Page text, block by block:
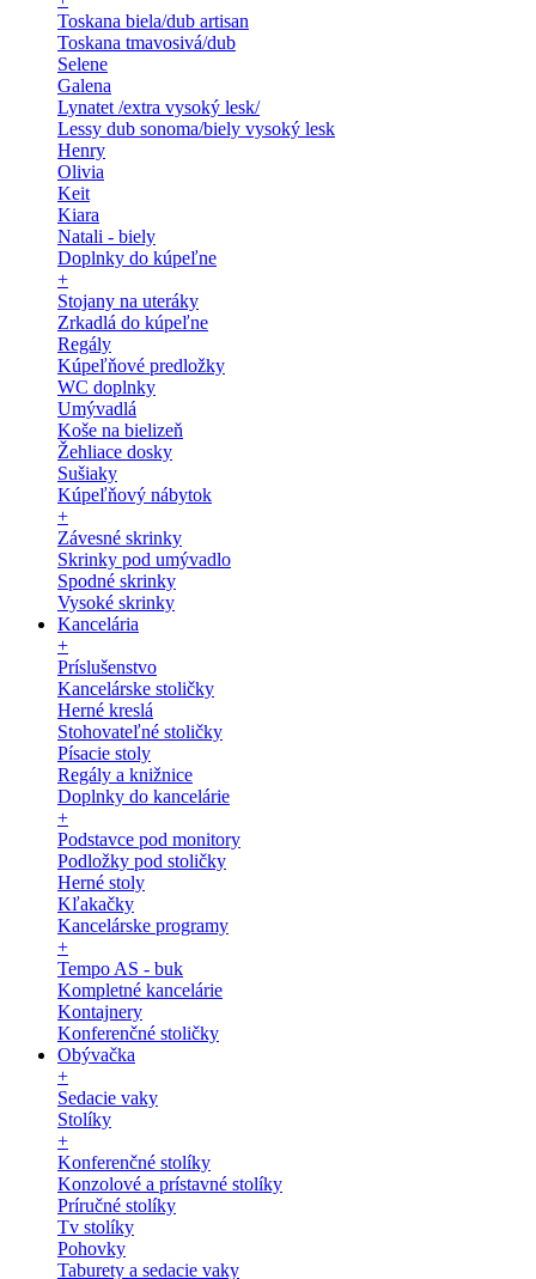
Toskana biela/dub artisan
Toskana tmavosivá/dub
Selene
Galena
Lynatet /extra vysoký lesk/
Lessy dub sonoma/biely vysoký lesk
Henry
Olivia
Keit
Kiara
Natali - biely
Doplnky do kúpeľne
+
Stojany na uteráky
Zrkadlá do kúpeľne
Regály
Kúpeľňové predložky
WC doplnky
Umývadlá
Koše na bielizeň
Žehliace dosky
Sušiaky
Kúpeľňový nábytok
+
Závesné skrinky
Skrinky pod umývadlo
Spodné skrinky
Vysoké skrinky
Kancelária
+
Príslušenstvo
Kancelárske stoličky
Herné kreslá
Stohovateľné stoličky
Písacie stoly
Regály a knižnice
Doplnky do kancelárie
+
Podstavce pod monitory
Podložky pod stoličky
Herné stoly
Kľakačky
Kancelárske programy
+
Tempo AS - buk
Kompletné kancelárie
Kontajnery
Konferenčné stoličky
Obývačka
+
Sedacie vaky
Stolíky
+
Konferenčné stolíky
Konzolové a prístavné stolíky
Príručné stolíky
Tv stolíky
Pohovky
Taburety a sedacie vaky